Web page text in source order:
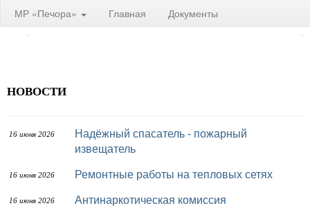
МР «Печора» Главная Документы
НОВОСТИ
16 июня 2026
Надёжный спасатель - пожарный
извещатель
16 июня 2026 Ремонтные работы на тепловых сетях
16 июня 2026 Антинаркотическая комиссия